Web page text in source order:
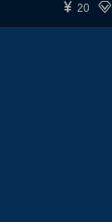

 20